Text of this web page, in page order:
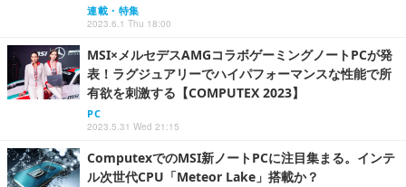
連載・特集
2023.6.1 Thu 18:00
MSI×メルセデスAMGコラボゲーミングノートPCが発
表！ラグジュアリーでハイパフォーマンスな性能で所
有欲を刺激する【COMPUTEX 2023】
PC
2023.5.31 Wed 21:15
ComputexでのMSI新ノートPCに注目集まる。インテ
ル次世代CPU「Meteor Lake」搭載か？